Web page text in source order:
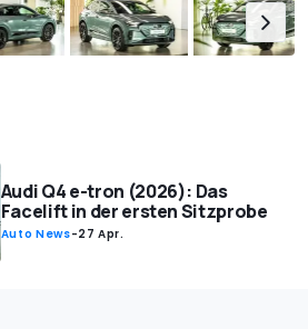
Audi Q4 e-tron (2026): Das
Facelift in der ersten Sitzprobe
Auto News-27 Apr.